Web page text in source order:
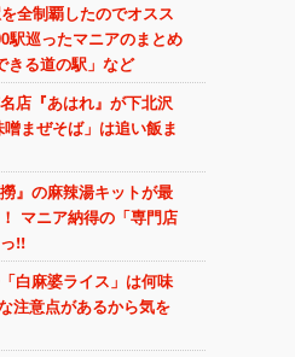
全制覇したのでオスス
駅巡ったマニアのまとめ
きる道の駅」など
店『あはれ』が下北沢
まぜそば」は追い飯ま
』の麻辣湯キットが最
マニア納得の「専門店
!!
白麻婆ライス」は何味
注意点があるから気を